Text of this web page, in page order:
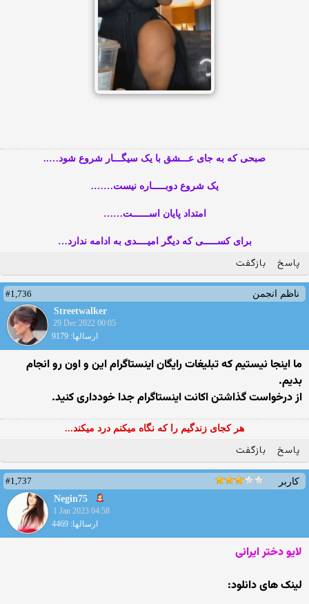
صبحی که به جای عـــشق با یک سیگـــار شروع شود…..
یک شروع دوبـــــاره نیست…….
امتداد پایان اســــــت……
برای کســـــی که دیگر امیــــدی به ادامه ندارد…
پاسخ بازگفت
ناظم انجمن
#1,736
Streetwalker
29 Dec 2022 00:05
ارسالها: 9179
ما اینجا نیستیم که تبلیغات رایگان اینستاگرام این و اون رو انجام
بدیم.
از درخواست گذاشتن اکانت اینستاگرام جدا خودداری کنید.
هر کجای زندگیم را که نگاه میکنم درد میکند...
پاسخ بازگفت
کاربر
#1,737
Negin75
1 Jan 2023 04:58
ارسالها: 4469
لایو دختر ایرانی
لینک های دانلود: